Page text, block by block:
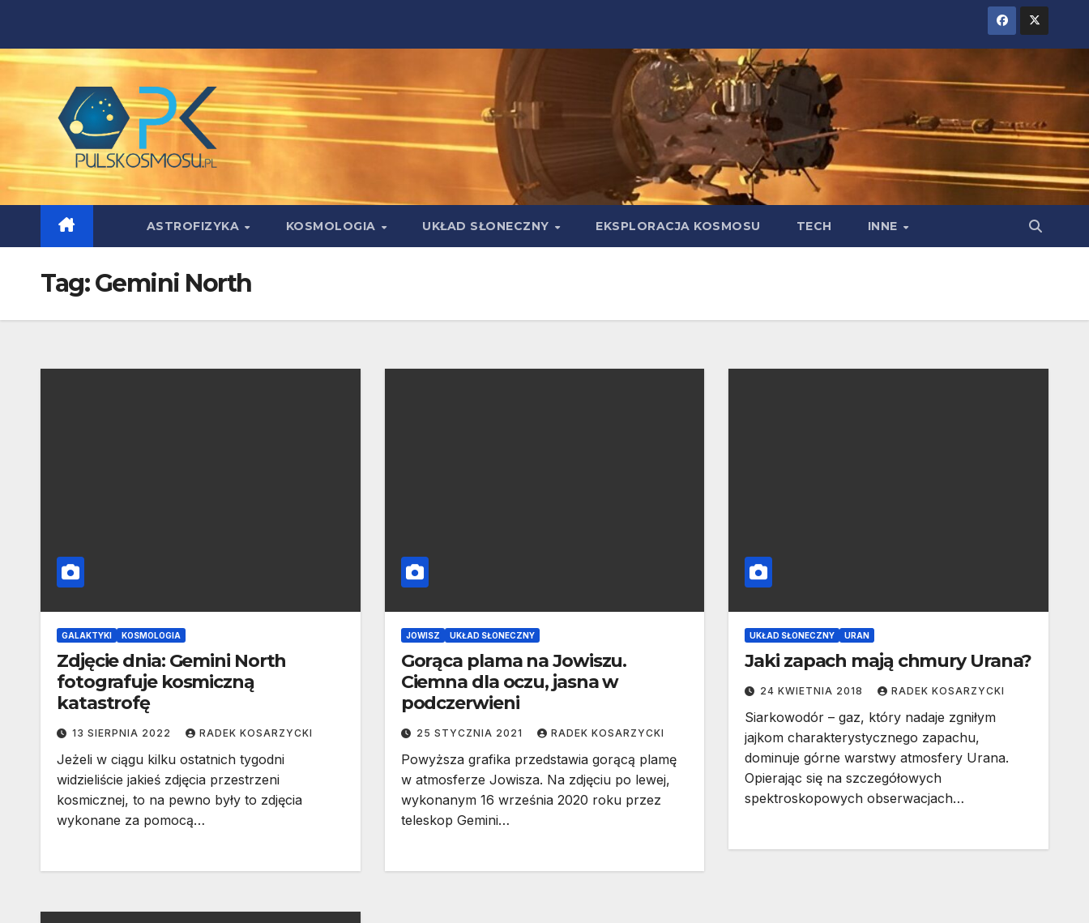
content
ASTROFIZYKA KOSMOLOGIA UKŁAD SŁONECZNY EKSPLORACJA KOSMOSU TECH INNE
Tag:Gemini North
GALAKTYKI KOSMOLOGIA
Zdjęcie dnia: Gemini North
fotografuje kosmiczną
katastrofę
13 SIERPNIA 2022 RADEK KOSARZYCKI
Jeżeli w ciągu kilku ostatnich tygodni
widzieliście jakieś zdjęcia przestrzeni
kosmicznej, to na pewno były to zdjęcia
wykonane za pomocą…
JOWISZ UKŁAD SŁONECZNY
Gorąca plama na Jowiszu.
Ciemna dla oczu, jasna w
podczerwieni
25 STYCZNIA 2021 RADEK KOSARZYCKI
Powyższa grafika przedstawia gorącą plamę
w atmosferze Jowisza. Na zdjęciu po lewej,
wykonanym 16 września 2020 roku przez
teleskop Gemini…
UKŁAD SŁONECZNY URAN
Jaki zapach mają chmury Urana?
24 KWIETNIA 2018 RADEK KOSARZYCKI
Siarkowodór – gaz, który nadaje zgniłym
jajkom charakterystycznego zapachu,
dominuje górne warstwy atmosfery Urana.
Opierając się na szczegółowych
spektroskopowych obserwacjach…